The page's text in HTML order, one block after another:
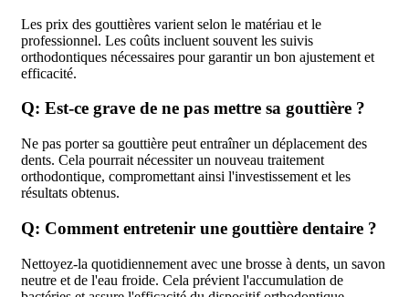
Les prix des gouttières varient selon le matériau et le
professionnel. Les coûts incluent souvent les suivis
orthodontiques nécessaires pour garantir un bon ajustement et
efficacité.
Q: Est-ce grave de ne pas mettre sa gouttière ?
Ne pas porter sa gouttière peut entraîner un déplacement des
dents. Cela pourrait nécessiter un nouveau traitement
orthodontique, compromettant ainsi l'investissement et les
résultats obtenus.
Q: Comment entretenir une gouttière dentaire ?
Nettoyez-la quotidiennement avec une brosse à dents, un savon
neutre et de l'eau froide. Cela prévient l'accumulation de